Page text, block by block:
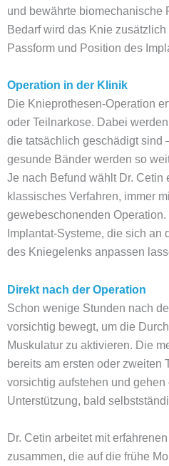
und bewährte biomechanische
Bedarf wird das Knie
Passform und Position des
Operation in der Klinik
Die Knieprothesen-Operation
oder Teilnarkose. Dabei
die tatsächlich geschädigt sind
gesunde Bänder werden so
Je nach Befund wählt Dr.
klassisches Verfahren, immer
gewebeschonenden
Implantat-Systeme, die sich
des Kniegelenks anpassen
Direkt nach der Operation
Schon wenige Stunden nach
vorsichtig bewegt, um die
Muskulatur zu aktivieren. Die
bereits am ersten oder zweiten
vorsichtig aufstehen und gehen
Unterstützung, bald
Dr. Cetin arbeitet mit
zusammen, die auf die frühe